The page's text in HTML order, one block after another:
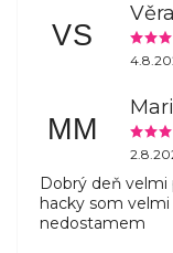
VS
MM
Dobrý deň velmi
hacky som
nedostamem